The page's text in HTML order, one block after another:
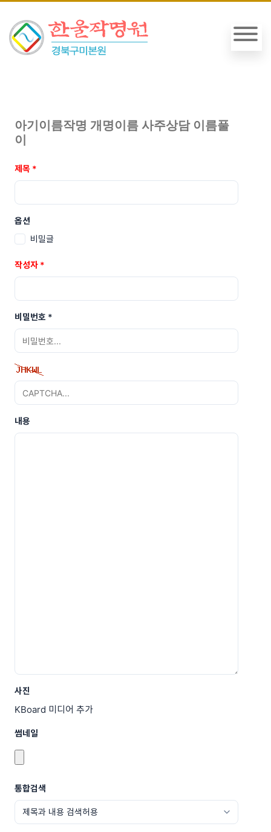
아기이름작명 개명이름 사주상담 이름풀
이
제목 *
옵션
비밀글
작성자 *
비밀번호 *
내용
사진
KBoard 미디어 추가
썸네일
통합검색